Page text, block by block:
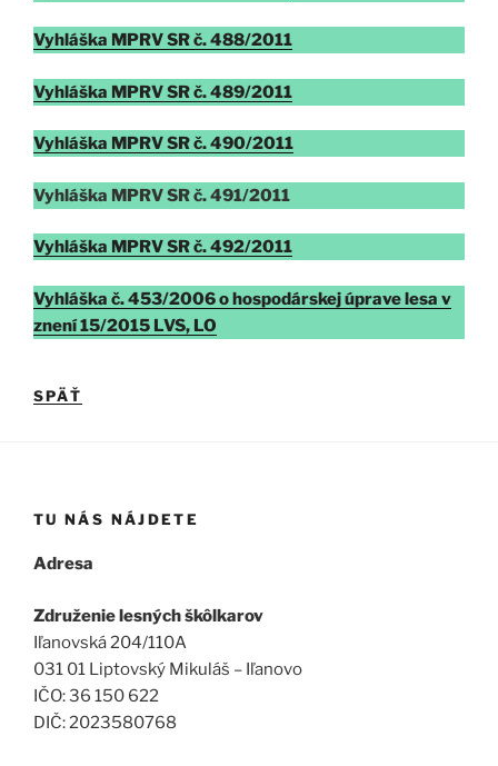
Vyhláška MPRV SR č. 488/2011
Vyhláška MPRV SR č. 489/2011
Vyhláška MPRV SR č. 490/2011
Vyhláška MPRV SR č. 491/2011
Vyhláška MPRV SR č. 492/2011
Vyhláška č. 453/2006 o hospodárskej úprave lesa v
znení 15/2015 LVS, LO
SPÄŤ
TU NÁS NÁJDETE
Adresa
Združenie lesných škôlkarov
Iľanovská 204/110A
031 01 Liptovský Mikuláš – Iľanovo
IČO: 36 150 622
DIČ: 2023580768